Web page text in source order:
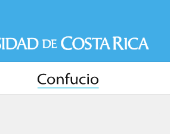
contenido
principal